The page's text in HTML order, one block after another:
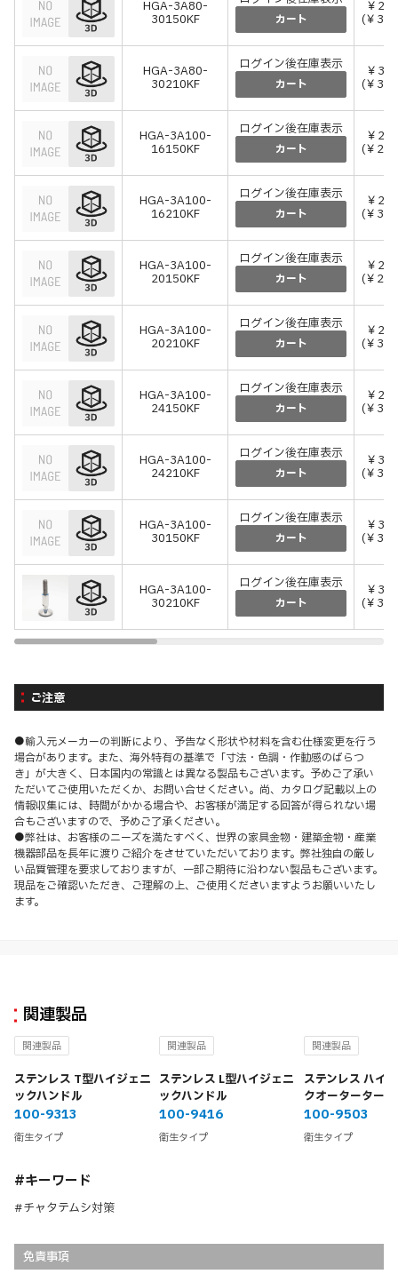
HGA-3A80-
30150KF カート
￥
(￥
HGA-3A80-
30210KF
ログイン後在庫表示
カート
￥
(￥
HGA-3A100-
16150KF
ログイン後在庫表示
カート
￥
(￥
HGA-3A100-
16210KF
ログイン後在庫表示
カート
￥
(￥
HGA-3A100-
20150KF
ログイン後在庫表示
カート
￥
(￥
HGA-3A100-
20210KF
ログイン後在庫表示
カート
￥
(￥
HGA-3A100-
24150KF
ログイン後在庫表示
カート
￥
(￥
HGA-3A100-
24210KF
ログイン後在庫表示
カート
￥
(￥
HGA-3A100-
30150KF
ログイン後在庫表示
カート
￥
(￥
HGA-3A100-
30210KF
ログイン後在庫表示
カート
￥
(￥
ご注意
●輸入元メーカーの判断により、予告なく形状や材料を含む仕様変更を行う
場合があります。また、海外特有の基準で「寸法・色調・作動感のばらつ
き」が大きく、日本国内の常識とは異なる製品もございます。予めご了承い
ただいてご使用いただくか、お問い合せください。尚、カタログ記載以上の
情報収集には、時間がかかる場合や、お客様が満足する回答が得られない場
合もございますので、予めご了承ください。
●弊社は、お客様のニーズを満たすべく、世界の家具金物・建築金物・産業
機器部品を長年に渡りご紹介をさせていただいております。弊社独自の厳し
い品質管理を要求しておりますが、一部ご期待に沿わない製品もございます。
現品をご確認いただき、ご理解の上、ご使用くださいますようお願いいたし
ます。
関連製品
関連製品
ステンレス T型ハイジェニ
ックハンドル
100-9313
衛生タイプ
関連製品
ステンレス L型ハイジェニ
ックハンドル
100-9416
衛生タイプ
関連製品
ステンレス ハイ
クオーターターン
100-9503
衛生タイプ
#キーワード
#チャタテムシ対策
免責事項